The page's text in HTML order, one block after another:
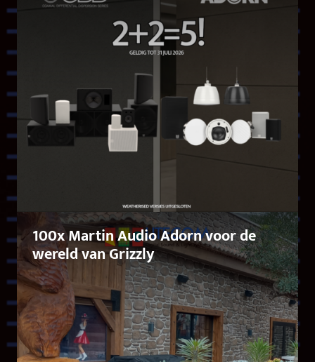
100x Martin Audio Adorn voor de
wereld van Grizzly